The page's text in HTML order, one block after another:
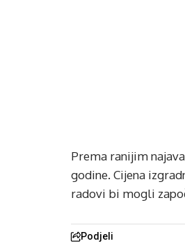
Prema ranijim
godine. Cijena
radovi bi mogli
Podjeli